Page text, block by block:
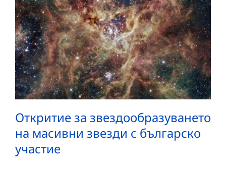
Откритие за звездообразуването
на масивни звезди с българско
участие